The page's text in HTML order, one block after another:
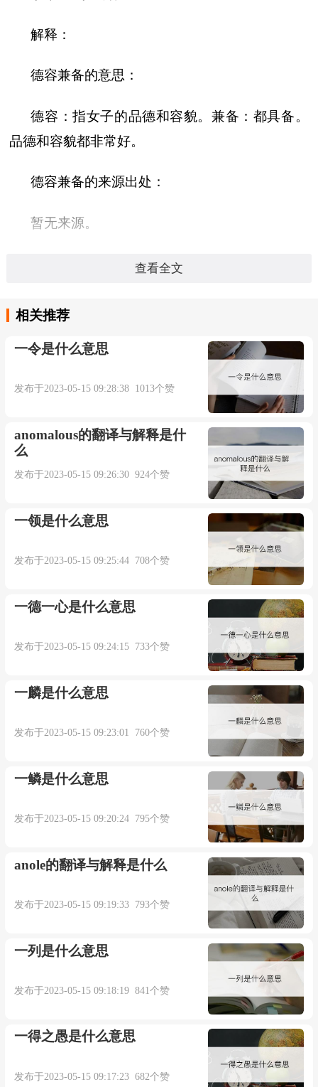
解释：
德容兼备的意思：
德容：指女子的品德和容貌。兼备：都具备。
品德和容貌都非常好。
德容兼备的来源出处：
暂无来源。
暂无相关句子。
本内容部分来源于网络，谨供免费学习使用，如有侵权，可
以通过邮箱juexin@juexinw.com联系我们删除！
查看全文
相关推荐
一令是什么意思
发布于2023-05-15 09:28:38 1013个赞
anomalous的翻译与解释是什
么
发布于2023-05-15 09:26:30 924个赞
一领是什么意思
发布于2023-05-15 09:25:44 708个赞
一德一心是什么意思
发布于2023-05-15 09:24:15 733个赞
一麟是什么意思
发布于2023-05-15 09:23:01 760个赞
一鳞是什么意思
发布于2023-05-15 09:20:24 795个赞
anole的翻译与解释是什么
发布于2023-05-15 09:19:33 793个赞
一列是什么意思
发布于2023-05-15 09:18:19 841个赞
一得之愚是什么意思
发布于2023-05-15 09:17:23 682个赞